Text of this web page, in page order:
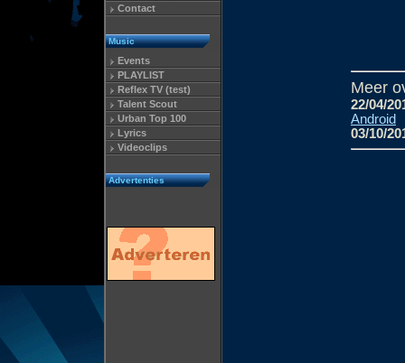
Contact
Music
Events
PLAYLIST
Reflex TV (test)
Talent Scout
Urban Top 100
Lyrics
Videoclips
Advertenties
Meer
22/04/
Android
03/10/